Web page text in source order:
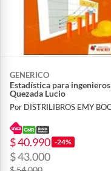
GENERICO
Estadística para ingenieros Nel
Quezada Lucio
$ 40.990 -24%
$ 43.000